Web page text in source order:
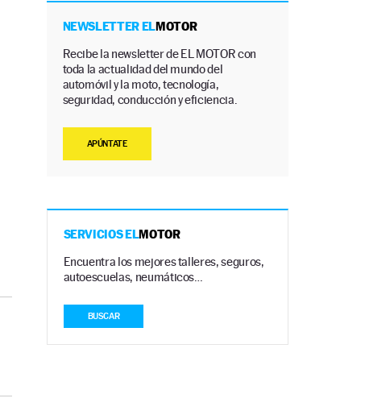
NEWSLETTER ELMOTOR
Recibe la newsletter de EL MOTOR con
toda la actualidad del mundo del
automóvil y la moto, tecnología,
seguridad, conducción y eficiencia.
APÚNTATE
SERVICIOS ELMOTOR
Encuentra los mejores talleres, seguros,
autoescuelas, neumáticos…
BUSCAR